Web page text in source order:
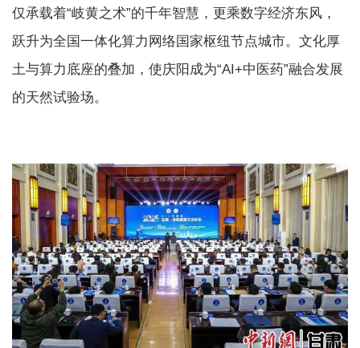
仅承载着“岐黄之术”的千年智慧，更乘数字经济东风，
跃升为全国一体化算力网络国家枢纽节点城市。文化厚
土与算力底座的叠加，使庆阳成为“AI+中医药”融合发展
的天然试验场。